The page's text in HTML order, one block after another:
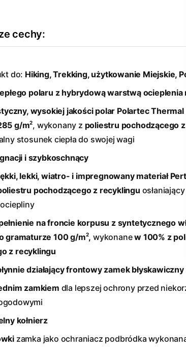
cechy:
do: Hiking, Trekking, użytkowanie Miejskie,
polaru z hybrydową warstwą ocieplenia
wysokiej jakości polar PolartecThermal
g/m2, wykonany z poliestru pochodzącego
stosunek ciepła do swojej wagi
i szybkoschnący
lekki, wiatro- i impregnowany materiał
pochodzącego z recyklingu osłaniający
na froncie korpusu z syntetycznego
gramaturze 100 g/m2, wykonanew 100% z
z recyklingu
działający frontowy zamek błyskawiczny
zamkiem dla lepszej ochrony przed
kołnierz
zamka jako ochraniacz podbródka